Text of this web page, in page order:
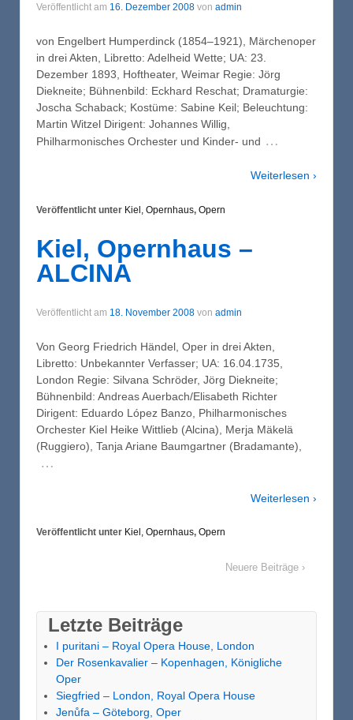
Veröffentlicht am 16. Dezember 2008 von admin
von Engelbert Humperdinck (1854–1921), Märchenoper
in drei Akten, Libretto: Adelheid Wette; UA: 23.
Dezember 1893, Hoftheater, Weimar Regie: Jörg
Diekneite; Bühnenbild: Eckhard Reschat; Dramaturgie:
Joscha Schaback; Kostüme: Sabine Keil; Beleuchtung:
Martin Witzel Dirigent: Johannes Willig,
Philharmonisches Orchester und Kinder- und …
Weiterlesen ›
Veröffentlicht unter Kiel, Opernhaus, Opern
Kiel, Opernhaus –
ALCINA
Veröffentlicht am 18. November 2008 von admin
Von Georg Friedrich Händel, Oper in drei Akten,
Libretto: Unbekannter Verfasser; UA: 16.04.1735,
London Regie: Silvana Schröder, Jörg Diekneite;
Bühnenbild: Andreas Auerbach/Elisabeth Richter
Dirigent: Eduardo López Banzo, Philharmonisches
Orchester Kiel Heike Wittlieb (Alcina), Merja Mäkelä
(Ruggiero), Tanja Ariane Baumgartner (Bradamante),
…
Weiterlesen ›
Veröffentlicht unter Kiel, Opernhaus, Opern
Neuere Beiträge ›
Letzte Beiträge
I puritani – Royal Opera House, London
Der Rosenkavalier – Kopenhagen, Königliche
Oper
Siegfried – London, Royal Opera House
Jenůfa – Göteborg, Oper